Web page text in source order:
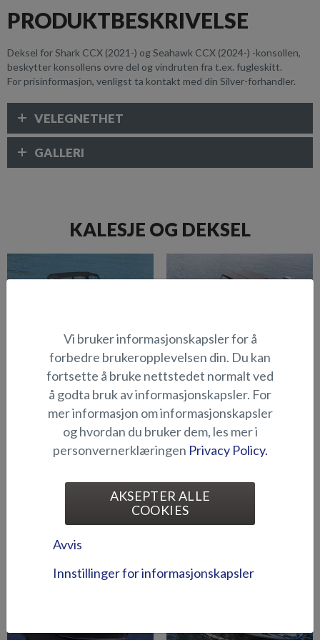
PRODUKTBESKRIVELSE
Deksel for Shark CCX (2021-) og Seahawk CCX (2024-) -konsollen,
beskytter konsollens ovre del og vindruten fra t.ex. fugleskitt.
For prisinformasjon, venligst ta kontakt med din Silver-forhandler.
VELEGNETHET
GALLERI
KALESJE OG DEKSEL
Akterkalesje (Beaver BR) Akterkalesje (Eagle BR)
Akterkalesje (Eagle BRX)
Akterkalesje (Fox Avant
2018-)
Vi bruker informasjonskapsler for å
forbedre brukeropplevelsen din. Du kan
fortsette å bruke nettstedet normalt ved
å godta bruk av informasjonskapsler. For
mer informasjon om informasjonskapsler
og hvordan du bruker dem, les mer i
personvernerklæringen Privacy Policy.
AKSEPTER ALLE
COOKIES
Avvis
Innstillinger for informasjonskapsler